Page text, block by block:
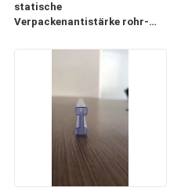
statische
Verpackenantistärke rohr-